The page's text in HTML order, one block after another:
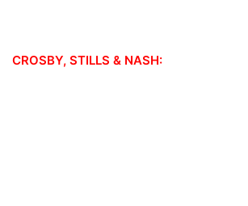
CROSBY, STILLS & NASH: